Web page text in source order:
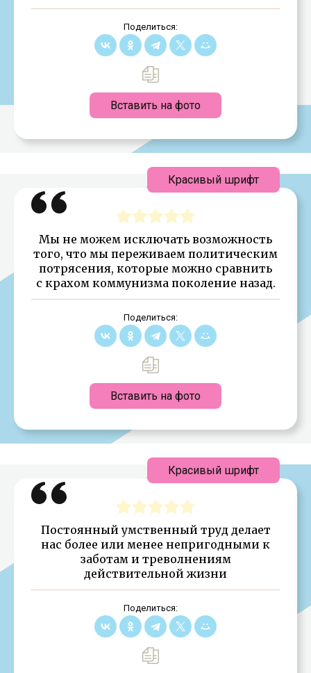
Поделиться:
Вставить на фото
Мы не можем исключать возможность
того, что мы переживаем политическим
потрясения, которые можно сравнить
с крахом коммунизма поколение назад.
Поделиться:
Вставить на фото
Красивый шрифт
Постоянный умственный труд делает
нас более или менее непригодными к
заботам и треволнениям
действительной жизни
Поделиться:
Красивый шрифт